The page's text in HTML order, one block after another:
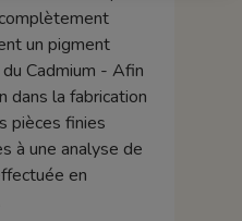
un pigment
Cadmium - Afin
dans la fabrication
pièces finies
à une analyse de
en